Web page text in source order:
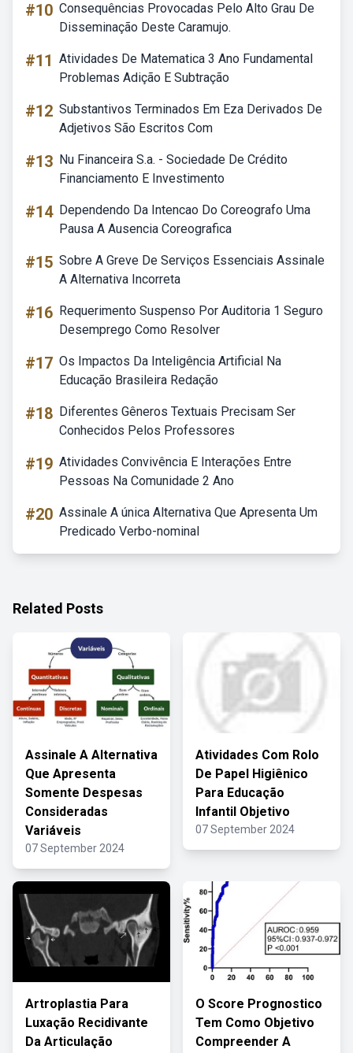
#10 Consequências Provocadas Pelo Alto Grau De
Disseminação Deste Caramujo.
#11 Atividades De Matematica 3 Ano Fundamental
Problemas Adição E Subtração
#12 Substantivos Terminados Em Eza Derivados De
Adjetivos São Escritos Com
#13 Nu Financeira S.a. - Sociedade De Crédito
Financiamento E Investimento
#14 Dependendo Da Intencao Do Coreografo Uma
Pausa A Ausencia Coreografica
#15 Sobre A Greve De Serviços Essenciais Assinale
A Alternativa Incorreta
#16 Requerimento Suspenso Por Auditoria 1 Seguro
Desemprego Como Resolver
#17 Os Impactos Da Inteligência Artificial Na
Educação Brasileira Redação
#18 Diferentes Gêneros Textuais Precisam Ser
Conhecidos Pelos Professores
#19 Atividades Convivência E Interações Entre
Pessoas Na Comunidade 2 Ano
#20 Assinale A única Alternativa Que Apresenta Um
Predicado Verbo-nominal
Related Posts
Assinale A Alternativa
Que Apresenta
Somente Despesas
Consideradas
Variáveis
07 September 2024
Atividades Com Rolo
De Papel Higiênico
Para Educação
Infantil Objetivo
07 September 2024
Artroplastia Para
Luxação Recidivante
Da Articulação
O Score Prognostico
Tem Como Objetivo
Compreender A